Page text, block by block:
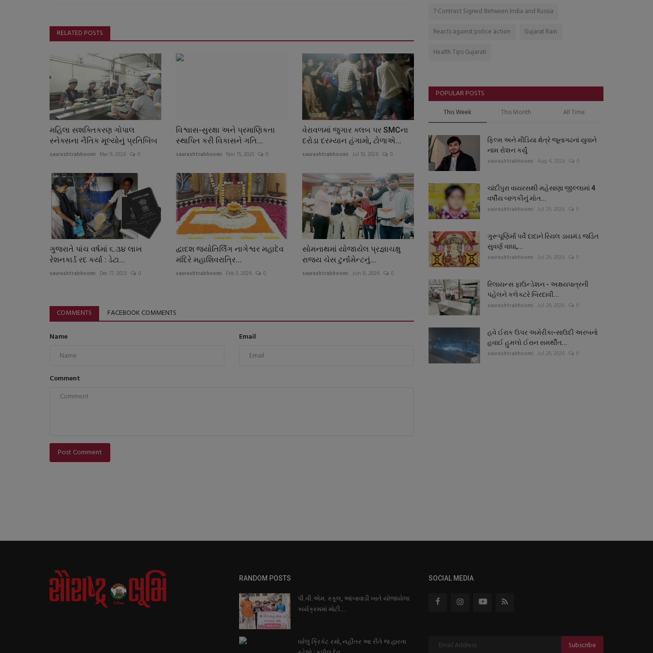
RELATED POSTS
મહિલા સશક્તિકરણ ગોપાલ
સ્નેક્સના નૈતિક મૂલ્યોનું પ્રતિબિંબ
saurashtrabhoomi Mar 9, 2026 0
વિશ્વાસ-સુરક્ષા અને પ્રમાણિકતા
સ્થાપિત કરી વિકાસને ગતિ...
saurashtrabhoomi Nov 15, 2025 0
વેરાવળમાં જુગાર ક્લબ પર SMCના
દરોડા દરમ્યાન હંગામો, ટોળાએ...
saurashtrabhoomi Jul 10, 2026 0
ગુજરાતે પાંચ વર્ષમાં ૬.૩૪ લાખ
રેશનકાર્ડ રદ કર્યા : ડેટા...
saurashtrabhoomi Dec 17, 2025 0
દ્વાદશ જયોતિર્લિંગ નાગેશ્વર મહાદેવ
મંદિરે મહાશિવરાત્રિ...
saurashtrabhoomi Feb 3, 2026 0
સોમનાથમાં યોજાયેલ પ્રજ્ઞાચક્ષુ
રાજય ચેસ ટુર્નામેન્ટનું...
saurashtrabhoomi Jun 8, 2026 0
COMMENTS FACEBOOK COMMENTS
Name Email
Comment
Post Comment
7 Contract Signed Between India and Russia
Reacts against police action
Gujarat Rain
Health Tips Gujarati
POPULAR POSTS
This Week This Month All Time
ફિલ્મ અને મીડિયા ક્ષેત્રે જૂનાગઢનાં યુવાને
નામ રોશન કર્યું
saurashtrabhoomi Aug 4, 2026 0
ચાંદીપુરા વાયરસથી મહેસાણા જીલ્લામાં 4
વર્ષીય બાળકીનું મોત...
saurashtrabhoomi Jul 29, 2026 0
ગુરૂપૂણિર્માં પર્વે દાદાને રિયલ ડાયમંડ જડિત
સુવર્ણ વાઘા,...
saurashtrabhoomi Jul 29, 2026 0
રિલાયન્સ ફાઉન્ડેશન - અક્ષયપાત્રની
પહેલને કલેક્ટરે બિરદાવી...
saurashtrabhoomi Jul 29, 2026 0
હવે ઈરાક ઉપર અમેરીકા-સાઉદી અરબનો
હવાઈ હુમલો ઈરાન સમર્થીત...
saurashtrabhoomi Jul 29, 2026 0
RANDOM POSTS
પી.વી.એમ. સ્કૂલ, આંબાવાડી ખાતે યોજાયેલા
કાર્યક્રમમાં મોટી...
ઘરેલુ ક્રિકેટ રમો, નહીંતર આ રીતે જ હારતા
SOCIAL MEDIA
Subscribe